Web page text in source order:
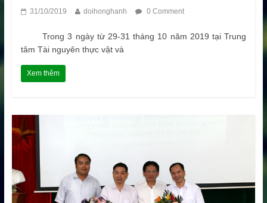
31/10/2019 doihonghanh 0 Comment
Trong 3 ngày từ 29-31 tháng 10 năm 2019 tại Trung
tâm Tài nguyên thực vật và
Xem thêm